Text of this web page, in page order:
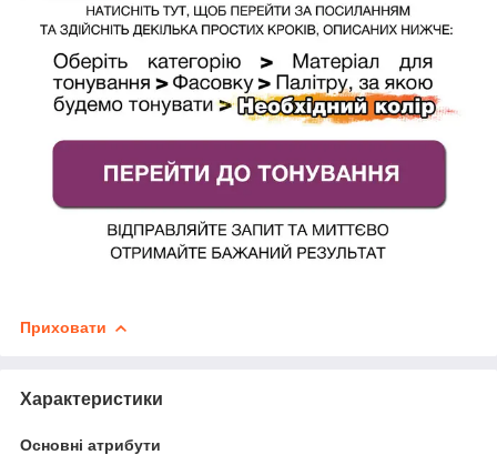
Приховати
Характеристики
Основні атрибути